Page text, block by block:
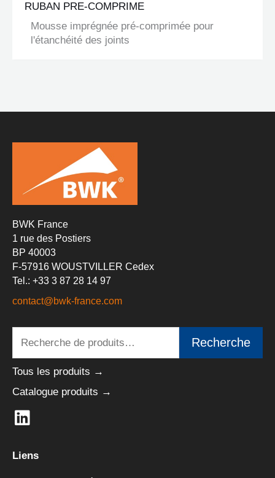
RUBAN PRE-COMPRIME
Mousse imprégnée pré-comprimée pour
l'étanchéité des joints
BWK France
1 rue des Postiers
BP 40003
F-57916 WOUSTVILLER Cedex
Tel.: +33 3 87 28 14 97
contact@bwk-france.com
pour :
Recherche
Tous les produits →
Catalogue produits →
L
i
k
Liens